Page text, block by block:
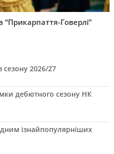
“Прикарпаття-Говерлі”
сезону 2026/27
дебютного сезону НК
ізнайпопулярніших